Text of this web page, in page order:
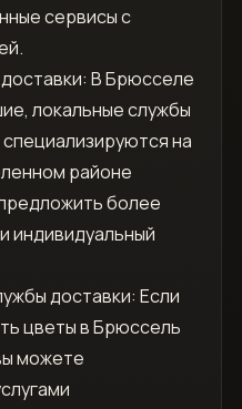
сервисы с
В Брюсселе
локальные службы
на
районе
более
индивидуальный
доставки: Если
цветы в Брюссель
можете